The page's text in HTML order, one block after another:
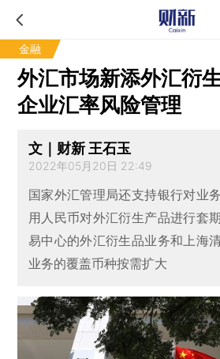
金融
外汇市场新添外汇衍
企业汇率风险管理
文｜财新 王石玉
2022年05月20日 22:49
国家外汇管理局还支持银行对业
用人民币对外汇衍生产品进行套
易中心的外汇衍生品业务和上海
业务的覆盖币种按需扩大